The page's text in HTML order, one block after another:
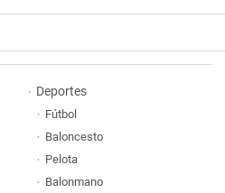
Deportes
Fútbol
Baloncesto
Pelota
Balonmano